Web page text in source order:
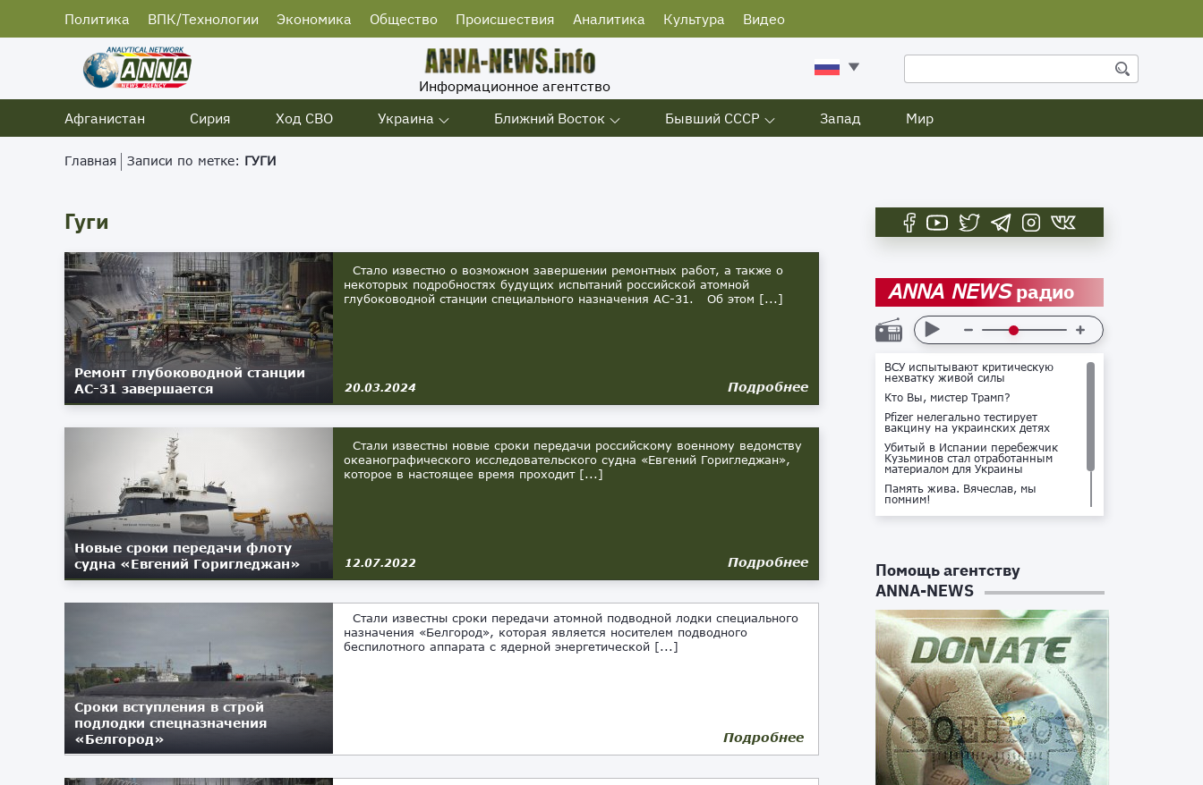
Политика ВПК/Технологии Экономика Общество Происшествия Аналитика Культура Видео
Информационное агентство
Афганистан
Сирия Ход СВО Украина Ближний Восток Бывший СССР Запад Мир
Главная Записи по метке: ГУГИ
Гуги
Ремонт глубоководной станции
АС-31 завершается
Стало известно о возможном завершении ремонтных работ, а также о
некоторых подробностях будущих испытаний российской атомной
глубоководной станции специального назначения АС-31. Об этом [...]
20.03.2024 Подробнее
Новые сроки передачи флоту
судна «Евгений Горигледжан»
Стали известны новые сроки передачи российскому военному ведомству
океанографического исследовательского судна «Евгений Горигледжан»,
которое в настоящее время проходит [...]
12.07.2022 Подробнее
Сроки вступления в строй
подлодки спецназначения
«Белгород»
Стали известны сроки передачи атомной подводной лодки специального
назначения «Белгород», которая является носителем подводного
беспилотного аппарата с ядерной энергетической [...]
26.01.2022 Подробнее
ANNA NEWSрадио
ВСУ испытывают критическую
нехватку живой силы
Кто Вы, мистер Трамп?
Pfizer нелегально тестирует
вакцину на украинских детях
Убитый в Испании перебежчик
Кузьминов стал отработанным
материалом для Украины
Память жива. Вячеслав, мы
помним!
Не доставайся ты никому!
Помощь агентству
ANNA-NEWS